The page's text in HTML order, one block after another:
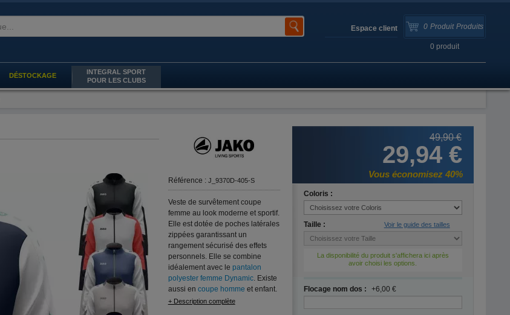
0 Produit Produits
0 produit
Espace client
DÉSTOCKAGE
INTEGRAL SPORT
POUR LES CLUBS
Référence : J_9370D-405-S
Veste de survêtement coupe
femme au look moderne et sportif.
Elle est dotée de poches latérales
zippées garantissant un
rangement sécurisé des effets
personnels. Elle se combine
idéalement avec le pantalon
polyester femme Dynamic. Existe
aussi en coupe homme et enfant.
+ Description complète
49,90 €
29,94 €
Vous économisez 40%
Coloris :
Taille : Voir le guide des tailles
La disponibilité du produit s'affichera ici après
avoir choisi les options.
Flocage nom dos : +6,00 €